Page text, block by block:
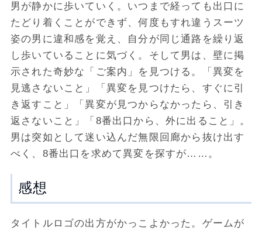
男が静かに歩いていく。いつまで経っても出口に
たどり着くことができず、何度もすれ違うスーツ
姿の男に違和感を覚え、自分が同じ通路を繰り返
し歩いていることに気づく。そして男は、壁に掲
示された奇妙な「ご案内」を見つける。「異変を
見逃さないこと」「異変を見つけたら、すぐに引
き返すこと」「異変が見つからなかったら、引き
返さないこと」「8番出口から、外に出ること」。
男は突如として迷い込んだ無限回廊から抜け出す
べく、8番出口を求めて異変を探すが……。
感想
タイトルロゴの出方がかっこよかった。ゲームが